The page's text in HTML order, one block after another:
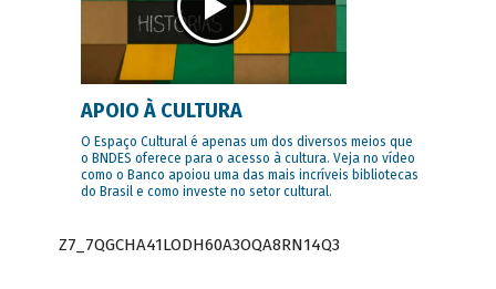
APOIO À CULTURA
O Espaço Cultural é apenas um dos diversos meios que
o BNDES oferece para o acesso à cultura. Veja no vídeo
como o Banco apoiou uma das mais incríveis bibliotecas
do Brasil e como investe no setor cultural.
Z7_7QGCHA41LODH60A3OQA8RN14Q3